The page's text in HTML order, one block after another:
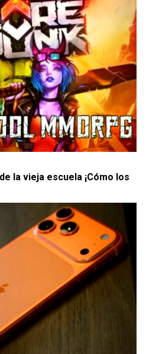
la vieja escuela ¡Cómo los